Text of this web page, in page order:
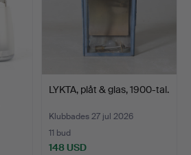
LYKTA, plåt & glas, 1900-tal.
Klubbades 27 jul 2026
11 bud
148 USD